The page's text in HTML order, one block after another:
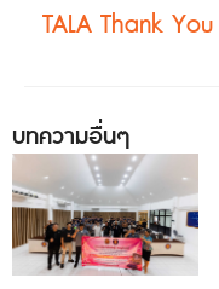
บทความอื่นๆ